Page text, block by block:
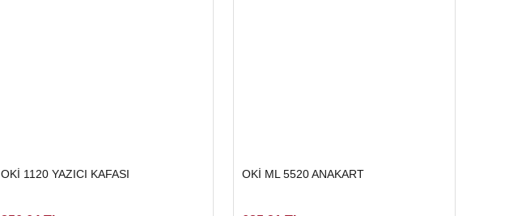
OKİ 1120 YAZICI KAFASI OKİ ML 5520 ANAKART